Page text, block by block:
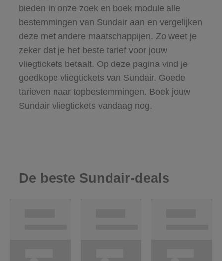
bieden in onze zoek en boek module alle
bestemmingen van Sundair aan en vergelijken
deze met andere maatschappijen. Zo weet je
zeker dat je het beste tarief voor jouw
vliegtickets betaalt. Op deze pagina vind je
goedkope vliegtickets van Sundair. Goede
tarieven naar topbestemmingen. Boek jouw
Sundair vliegtickets vandaag nog.
De beste Sundair-deals